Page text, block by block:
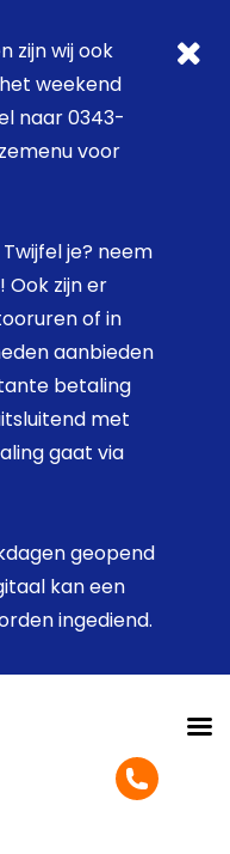
zijn wij ook
weekend
naar 0343-
voor
je? neem
zijn er
of in
aanbieden
betaling
met
gaat via
geopend
kan een
ingediend.